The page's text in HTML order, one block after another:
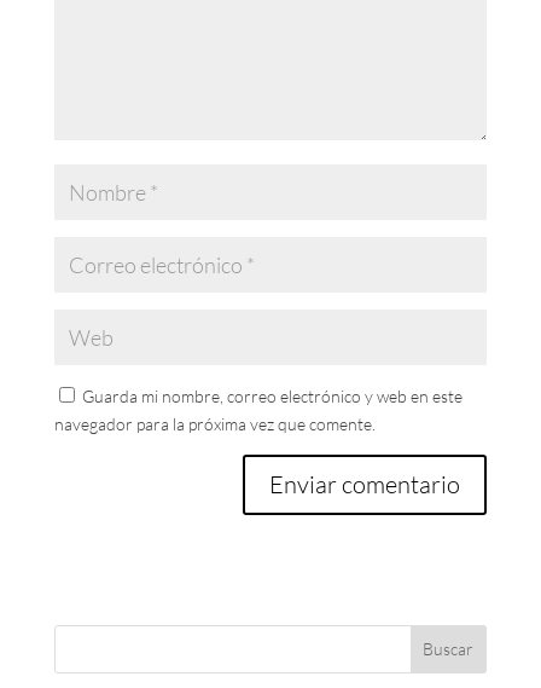
Guarda mi nombre, correo electrónico y web en este
navegador para la próxima vez que comente.